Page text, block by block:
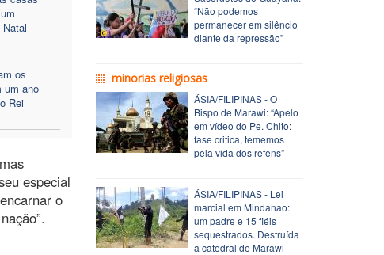
os
um ano
Rei
especial
o
“Não podemos
permanecer em silêncio
diante da repressão”
minorias religiosas
ÁSIA/FILIPINAS - O
Bispo de Marawi: “Apelo
em vídeo do Pe. Chito:
fase critica, tememos
pela vida dos reféns”
ÁSIA/FILIPINAS - Lei
marcial em Mindanao:
um padre e 15 fiéis
sequestrados. Destruída
a catedral de Marawi